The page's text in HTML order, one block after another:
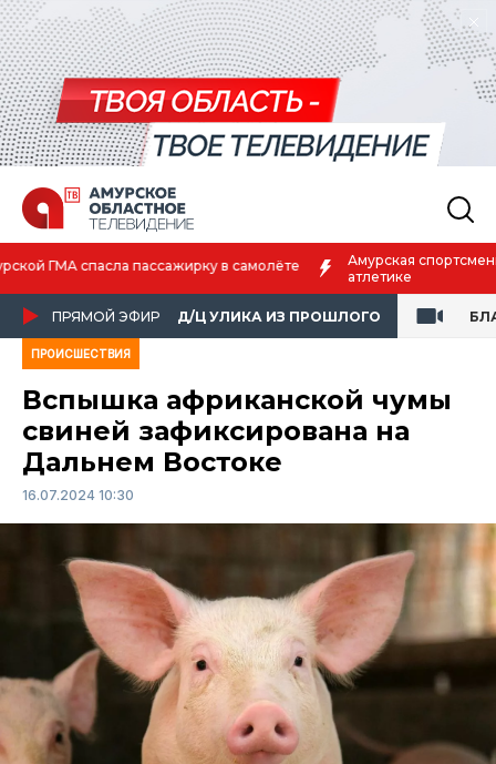
Амурская спортсменка выиграла первенство России по лёгкой
ПРЯМОЙ ЭФИР Д/Ц УЛИКА ИЗ ПРОШЛОГО
ПРОИСШЕСТВИЯ
Вспышка африканской чумы
свиней зафиксирована на
Дальнем Востоке
16.07.2024 10:30